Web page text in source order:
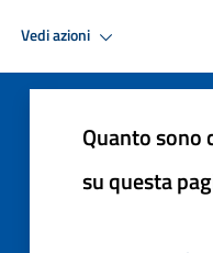
Vedi azioni
Quanto sono
su questa